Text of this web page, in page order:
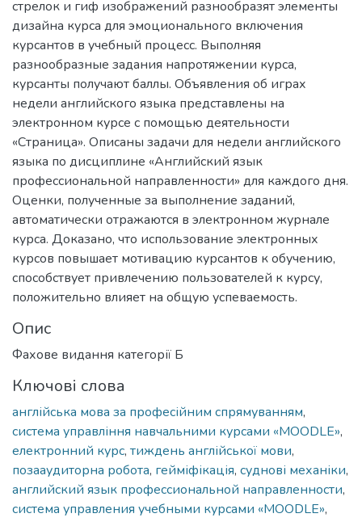
стрелок и гиф изображений разнообразят элементы
дизайна курса для эмоционального включения
курсантов в учебный процесс. Выполняя
разнообразные задания напротяжении курса,
курсанты получают баллы. Объявления об играх
недели английского языка представлены на
электронном курсе с помощью деятельности
«Страница». Описаны задачи для недели английского
языка по дисциплине «Английский язык
профессиональной направленности» для каждого дня.
Оценки, полученные за выполнение заданий,
автоматически отражаются в электронном журнале
курса. Доказано, что использование электронных
курсов повышает мотивацию курсантов к обучению,
способствует привлечению пользователей к курсу,
положительно влияет на общую успеваемость.
Опис
Фахове видання категорії Б
Ключові слова
англійська мова за професійним спрямуванням,
система управління навчальними курсами «MOODLE»,
електронний курс, тиждень англійської мови,
позааудиторна робота, гейміфікація, суднові механіки,
английский язык профессиональной направленности,
система управления учебными курсами «MOODLE»,